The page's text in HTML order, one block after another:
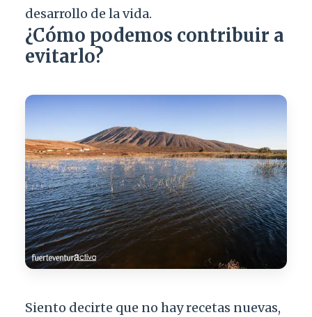
desarrollo de la vida.
¿Cómo podemos contribuir a
evitarlo?
Siento decirte que no hay recetas nuevas,